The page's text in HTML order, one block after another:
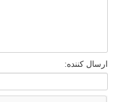
ارسال کننده: